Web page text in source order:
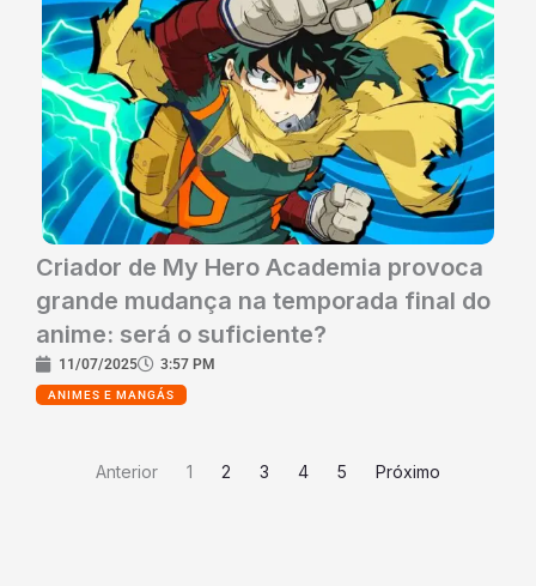
Criador de My Hero Academia provoca
grande mudança na temporada final do
anime: será o suficiente?
11/07/2025 3:57 PM
ANIMES E MANGÁS
Anterior 1 2 3 4 5 Próximo